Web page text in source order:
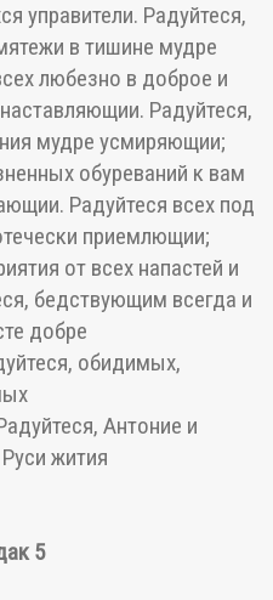
управители. Радуйтеся,
в тишине мудре
любезно в доброе и
Радуйтеся,
мудре усмиряющии;
обуреваний к вам
Радуйтеся всех под
приемлющии;
от всех напастей и
бедствующим всегда и
добре
обидимых,
Антоние и
жития
5